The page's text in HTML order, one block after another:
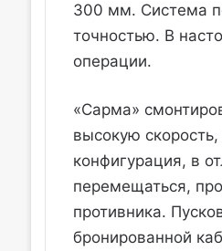
300 мм. Система
точностью. В
операции.
«Сарма»
высокую
конфигурация, в
перемещаться,
противника.
бронированной